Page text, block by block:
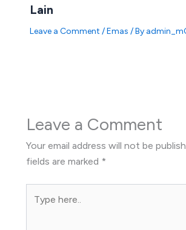
Lain
Leave a Comment /Emas / By
Leave a Comment
Your email address will not be
fields are marked *
here..